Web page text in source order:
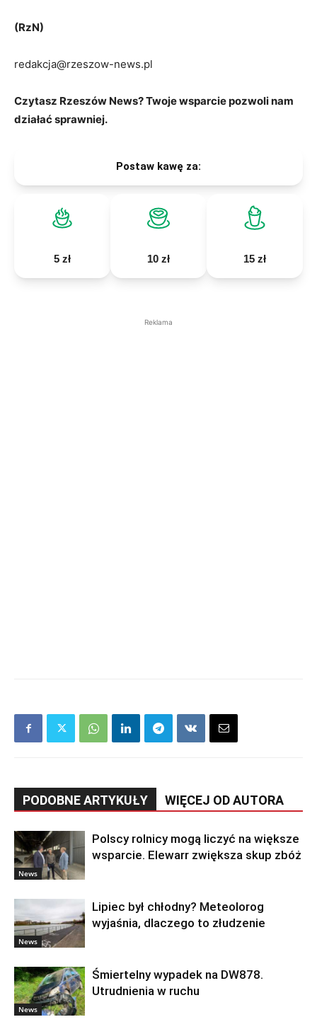
(RzN)
redakcja@rzeszow-news.pl
Czytasz Rzeszów News? Twoje wsparcie pozwoli nam
działać sprawniej.
Postaw kawę za:
5 zł 10 zł 15 zł
Reklama
PODOBNE ARTYKUŁY WIĘCEJ OD AUTORA
News
Polscy rolnicy mogą liczyć na większe
wsparcie. Elewarr zwiększa skup zbóż
News
Lipiec był chłodny? Meteolorog
wyjaśnia, dlaczego to złudzenie
News
Śmiertelny wypadek na DW878.
Utrudnienia w ruchu